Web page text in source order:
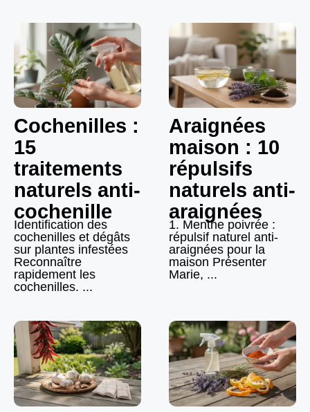
Cochenilles :
15
traitements
naturels anti-
cochenille
Identification des
cochenilles et dégâts
sur plantes infestées
Reconnaître
rapidement les
cochenilles. ...
Araignées
maison : 10
répulsifs
naturels anti-
araignées
1. Menthe poivrée :
répulsif naturel anti-
araignées pour la
maison Présenter
Marie, ...